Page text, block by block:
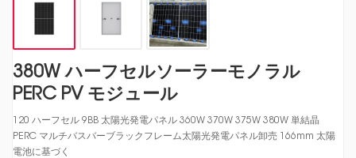
380W ハーフセルソーラーモノラル
PERC PV モジュール
120 ハーフセル 9BB 太陽光発電パネル 360W 370W 375W 380W 単結晶
PERC マルチバスバーブラックフレーム太陽光発電パネル卸売 166mm 太陽
電池に基づく